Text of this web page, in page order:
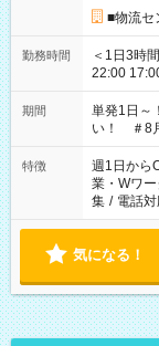
■物流
勤務時間
＜1日3時間～OK！＞ ▼ 例
22:00 17:00～22:00 など
ださい！
期間
単発1日～
い！ ＃8
特徴 週1日から
業・Wワ
集 / 電話
気になる！